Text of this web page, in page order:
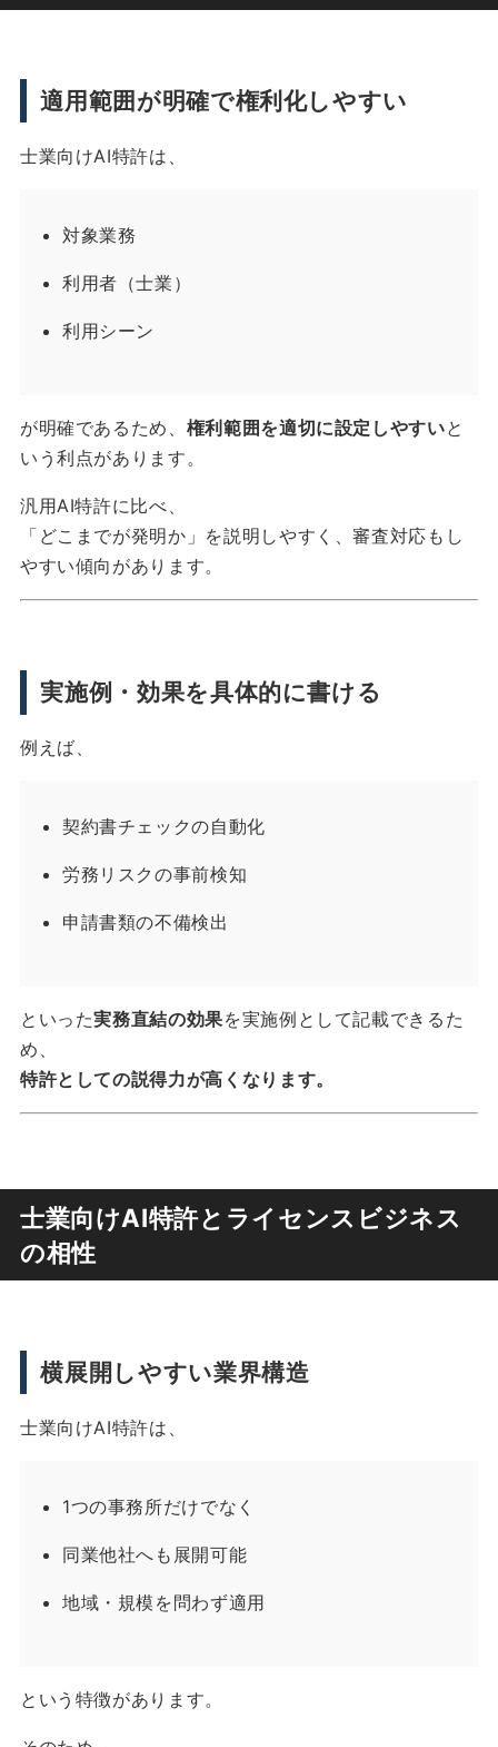
適用範囲が明確で権利化しやすい
士業向けAI特許は、
対象業務
利用者（士業）
利用シーン
が明確であるため、 権利範囲を適切に設定しやすいと
いう利点があります。
汎用AI特許に比べ、
「どこまでが発明か」を説明しやすく、審査対応もし
やすい傾向があります。
実施例・効果を具体的に書ける
例えば、
契約書チェックの自動化
労務リスクの事前検知
申請書類の不備検出
といった実務直結の効果を実施例として記載できるた
め、
特許としての説得力が高くなります。
士業向けAI特許とライセンスビジネス
の相性
横展開しやすい業界構造
士業向けAI特許は、
1つの事務所だけでなく
同業他社へも展開可能
地域・規模を問わず適用
という特徴があります。